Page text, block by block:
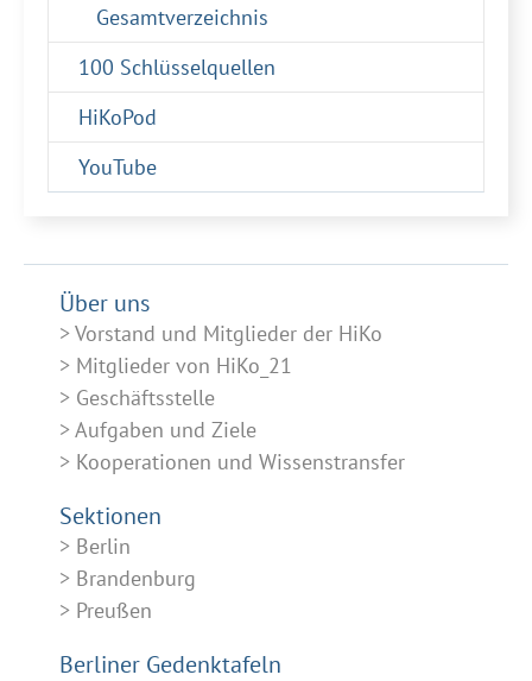
Gesamtverzeichnis
100 Schlüsselquellen
HiKoPod
YouTube
Über uns
Vorstand und Mitglieder der HiKo
Mitglieder von HiKo_21
Geschäftsstelle
Aufgaben und Ziele
Kooperationen und Wissenstransfer
Sektionen
Berlin
Brandenburg
Preußen
Berliner Gedenktafeln